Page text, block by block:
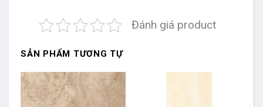
Đánh giá product
SẢN PHẨM TƯƠNG TỰ